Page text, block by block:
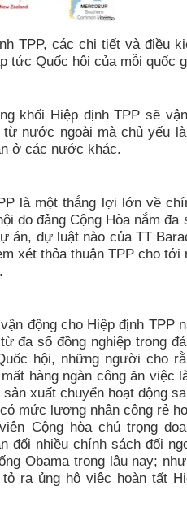
TPP, các chi tiết và điều
tức Quốc hội của mỗi quốc
khối Hiệp định TPP sẽ
nước ngoài mà chủ yếu
ở các nước khác.
là một thắng lợi lớn về
do đảng Cộng Hòa nắm
án, dự luật nào của TT
xét thỏa thuận TPP cho
động cho Hiệpđịnh TPP
đa số đồng nghiệp trong
hội, những người cho
hàng ngàn công ăn việc
xuất chuyển hoạt động
mức lương nhân công rẻ
Cộng hòa chú trọng
đối nhiều chính sách đối
Obama trong lâu nay;
tỏ ra ủng hộ việc hoàn tất